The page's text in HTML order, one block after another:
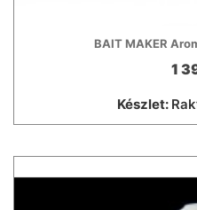
BAIT MAKER
1
Készlet: